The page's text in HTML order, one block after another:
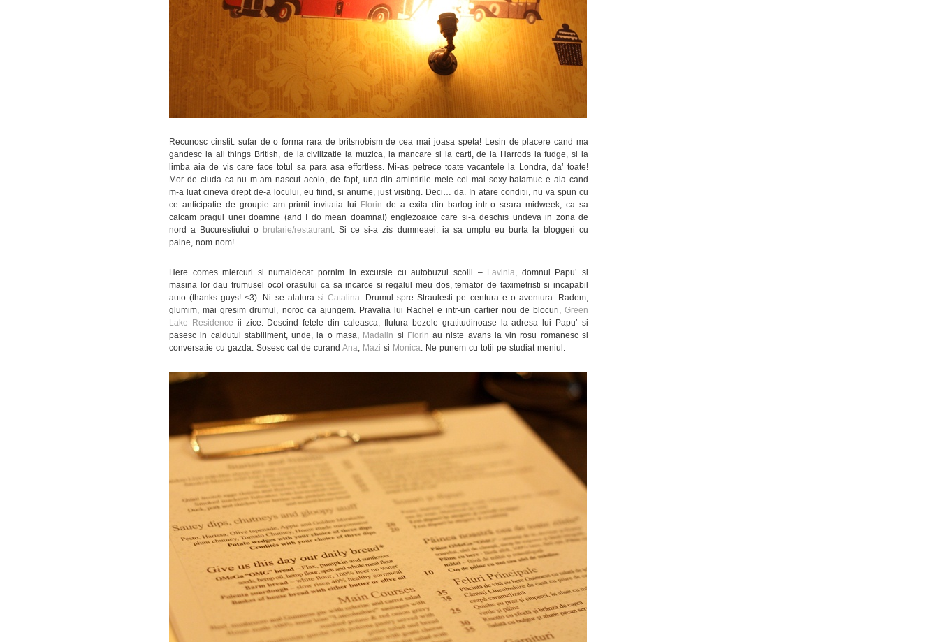
Recunosc cinstit: sufar de o forma rara de britsnobism de cea mai joasa speta! Lesin de placere cand ma
gandesc la all things British, de la civilizatie la muzica, la mancare si la carti, de la Harrods la fudge, si la
limba aia de vis care face totul sa para asa effortless. Mi-as petrece toate vacantele la Londra, da’ toate!
Mor de ciuda ca nu m-am nascut acolo, de fapt, una din amintirile mele cel mai sexy balamuc e aia cand
m-a luat cineva drept de-a locului, eu fiind, si anume, just visiting. Deci… da. In atare conditii, nu va spun cu
ce anticipatie de groupie am primit invitatia lui Florin de a exita din barlog intr-o seara midweek, ca sa
calcam pragul unei doamne (and I do mean doamna!) englezoaice care si-a deschis undeva in zona de
nord a Bucurestiului o brutarie/restaurant . Si ce si-a zis dumneaei: ia sa umplu eu burta la bloggeri cu
paine, nom nom!
Here comes miercuri si numaidecat pornim in excursie cu autobuzul scolii – Lavinia , domnul Papu’ si
masina lor dau frumusel ocol orasului ca sa incarce si regalul meu dos, temator de taximetristi si incapabil
auto (thanks guys! <3). Ni se alatura si Catalina . Drumul spre Straulesti pe centura e o aventura. Radem,
glumim, mai gresim drumul, noroc ca ajungem. Pravalia lui Rachel e intr-un cartier nou de blocuri, Green
Lake Residence ii zice. Descind fetele din caleasca, flutura bezele gratitudinoase la adresa lui Papu’ si
pasesc in caldutul stabiliment, unde, la o masa, Madalin si Florin au niste avans la vin rosu romanesc si
conversatie cu gazda. Sosesc cat de curand Ana Mazi si Monica . Ne punem cu totii pe studiat meniul.